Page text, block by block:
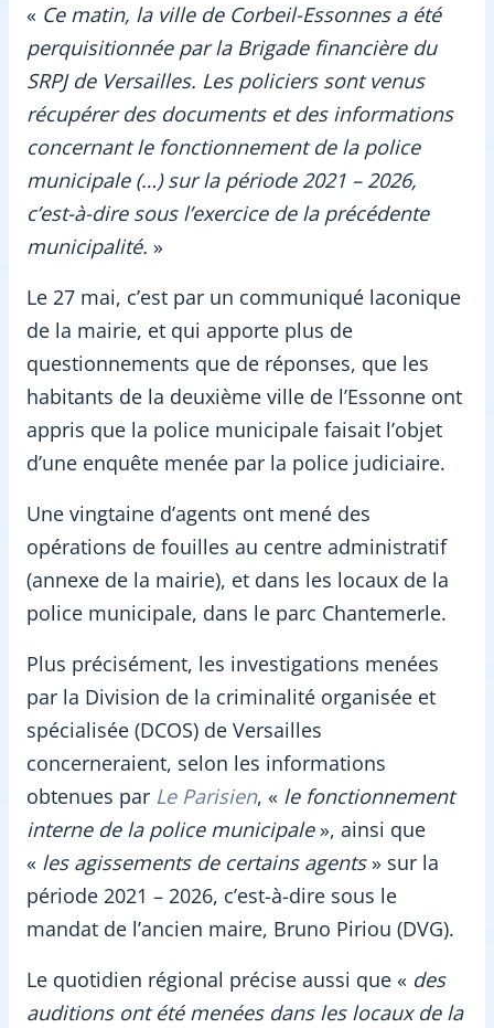
« Ce matin, la ville de Corbeil-Essonnes a été
perquisitionnée par la Brigade financière du
SRPJ de Versailles. Les policiers sont venus
récupérer des documents et des informations
concernant le fonctionnement de la police
municipale (…) sur la période 2021 – 2026,
c’est-à-dire sous l’exercice de la précédente
municipalité. »
Le 27 mai, c’est par un communiqué laconique
de la mairie, et qui apporte plus de
questionnements que de réponses, que les
habitants de la deuxième ville de l’Essonne ont
appris que la police municipale faisait l’objet
d’une enquête menée par la police judiciaire.
Une vingtaine d’agents ont mené des
opérations de fouilles au centre administratif
(annexe de la mairie), et dans les locaux de la
police municipale, dans le parc Chantemerle.
Plus précisément, les investigations menées
par la Division de la criminalité organisée et
spécialisée (DCOS) de Versailles
concerneraient, selon les informations
obtenues par Le Parisien, « le fonctionnement
interne de la police municipale», ainsi que
« les agissements de certains agents» sur la
période 2021 – 2026, c’est-à-dire sous le
mandat de l’ancien maire, Bruno Piriou (DVG).
Le quotidien régional précise aussi que « des
auditions ont été menées dans les locaux de la